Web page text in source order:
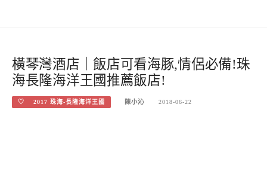
橫琴灣酒店｜飯店可看海豚,情侶必備!珠
海長隆海洋王國推薦飯店!
♡ 2017 珠海-長隆海洋王國 陳小沁 2018-06-22